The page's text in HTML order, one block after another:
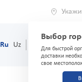
Выбор
Для быстрой
доставки
свое
Ru Uz (71) 200-03-03